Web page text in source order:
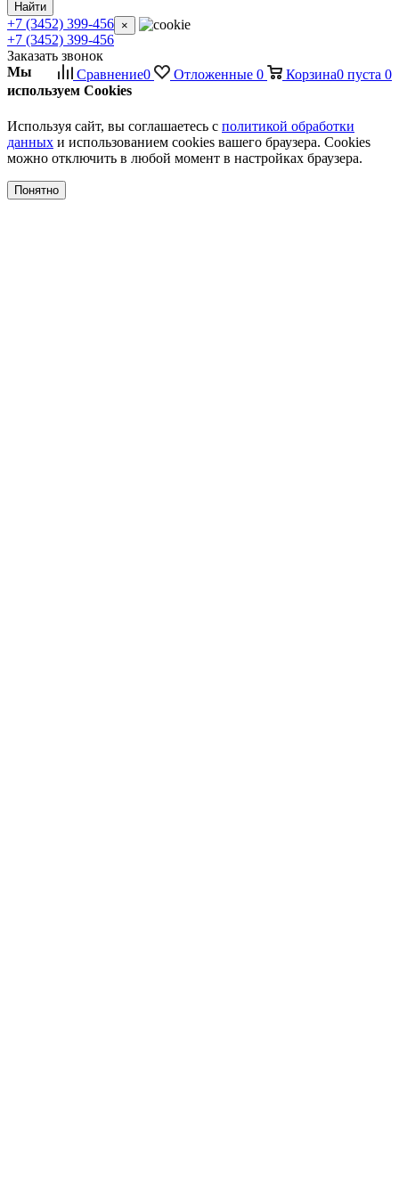
Найти
+7 (3452) 399-456
+7 (3452) 399-456
Заказать звонок
Сравнение0 Отложенные 0 Корзина0 пуста 0
×
Мы
используем Cookies
Используя сайт, вы соглашаетесь с политикой обработки
данных и использованием cookies вашего браузера. Cookies
можно отключить в любой момент в настройках браузера.
Понятно